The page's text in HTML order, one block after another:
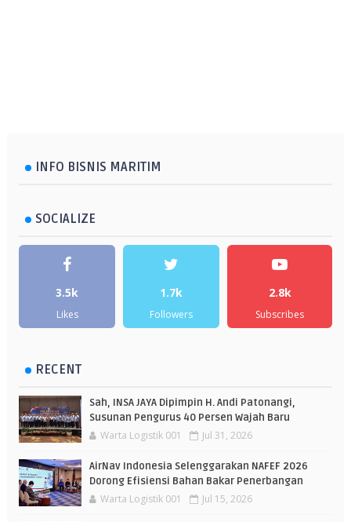
INFO BISNIS MARITIM
SOCIALIZE
3.5k
Likes
1.7k
Followers
2.8k
Subscribes
RECENT
Sah, INSA JAYA Dipimpin H. Andi Patonangi,
Susunan Pengurus 40 Persen Wajah Baru
Warta Logistik 001 Jul 31, 2026
AirNav Indonesia Selenggarakan NAFEF 2026
Dorong Efisiensi Bahan Bakar Penerbangan
Warta Logistik 001 Jul 15, 2026